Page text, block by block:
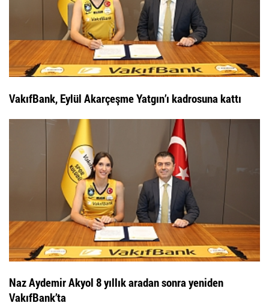
VakıfBank, Eylül Akarçeşme Yatgın’ı kadrosuna kattı
Naz Aydemir Akyol 8 yıllık aradan sonra yeniden
VakıfBank’ta